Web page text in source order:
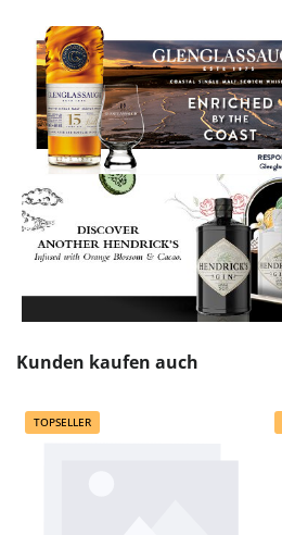
Produktgalerie überspringen
Kunden kaufen auch
TOPSELLER